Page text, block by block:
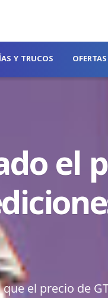
Y TRUCOS OFERTAS
el
el precio de